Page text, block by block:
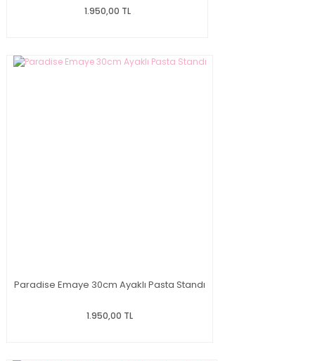
1.950,00 TL
Paradise Emaye 30cm Ayaklı Pasta Standı
1.950,00 TL